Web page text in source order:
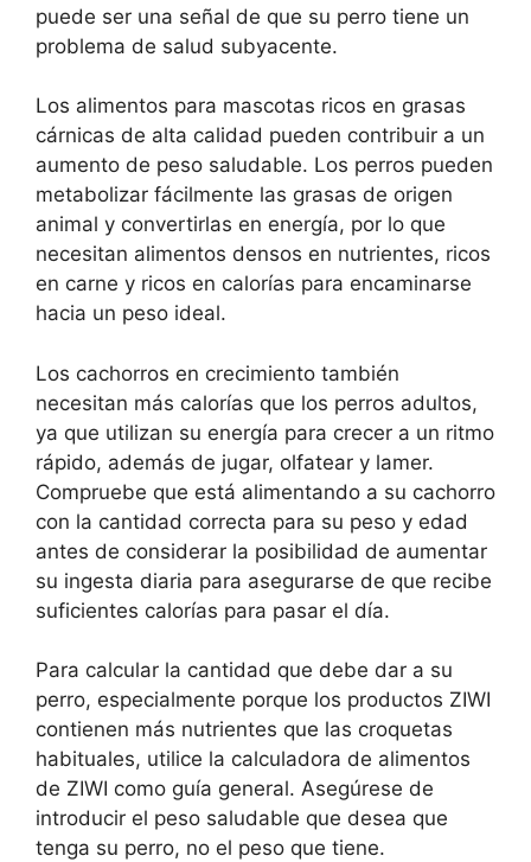
puede ser una señal de que su perro tiene un
problema de salud subyacente.
Los alimentos para mascotas ricos en grasas
cárnicas de alta calidad pueden contribuir a un
aumento de peso saludable. Los perros pueden
metabolizar fácilmente las grasas de origen
animal y convertirlas en energía, por lo que
necesitan alimentos densos en nutrientes, ricos
en carne y ricos en calorías para encaminarse
hacia un peso ideal.
Los cachorros en crecimiento también
necesitan más calorías que los perros adultos,
ya que utilizan su energía para crecer a un ritmo
rápido, además de jugar, olfatear y lamer.
Compruebe que está alimentando a su cachorro
con la cantidad correcta para su peso y edad
antes de considerar la posibilidad de aumentar
su ingesta diaria para asegurarse de que recibe
suficientes calorías para pasar el día.
Para calcular la cantidad que debe dar a su
perro, especialmente porque los productos ZIWI
contienen más nutrientes que las croquetas
habituales, utilice la calculadora de alimentos
de ZIWI como guía general. Asegúrese de
introducir el peso saludable que desea que
tenga su perro, no el peso que tiene.